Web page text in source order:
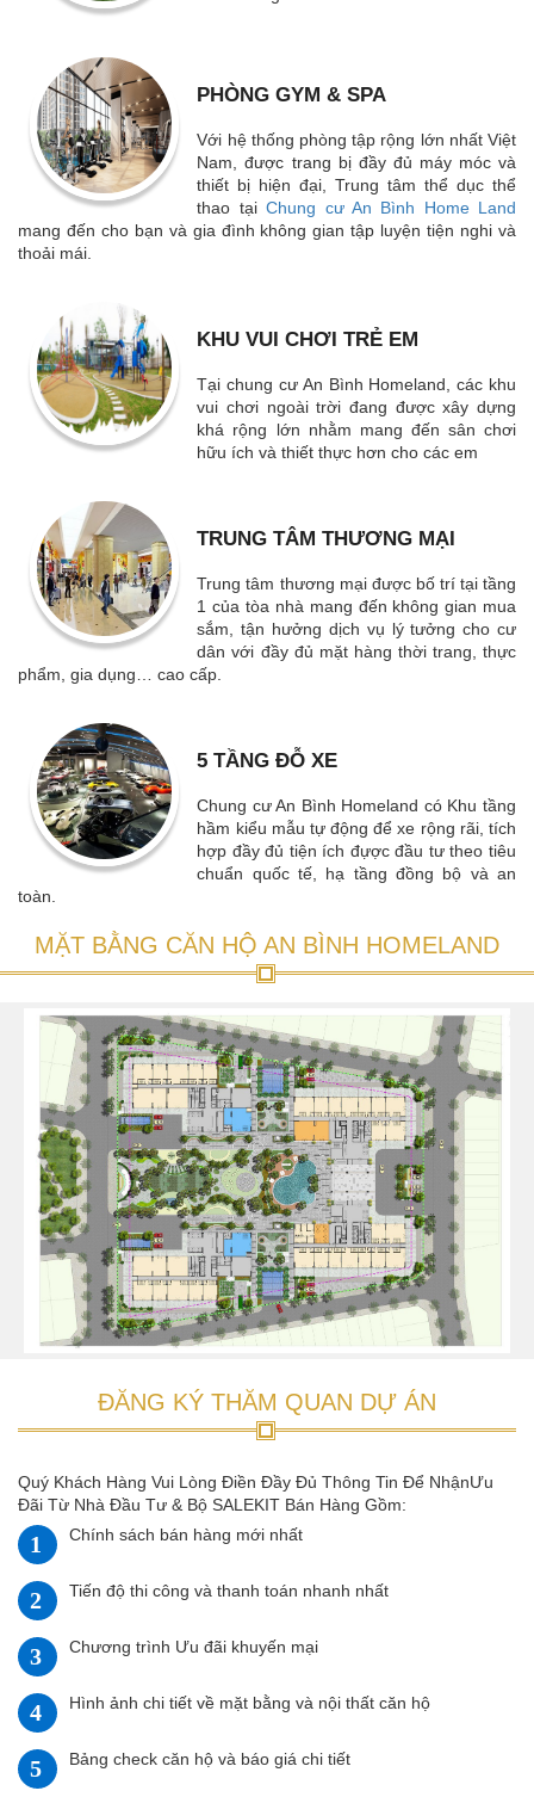
thiết bị hiện đại, Trung tâm thể dục thể
thao tạiChung cư An Bình Home Land
mang đến cho bạn và gia đình không gian tập luyện tiện nghi và
thoải mái.
KHU VUI CHƠI TRẺ EM
khá rộng lớn nhằm mang đến sân chơi
hữu ích và thiết thực hơn cho các em
TRUNG TÂM THƯƠNG MẠI
sắm, tận hưởng dịch vụ lý tưởng cho cư
dân với đầy đủ mặt hàng thời trang, thực
phẩm, gia dụng… cao cấp.
5 TẦNG ĐỖ XE
hợp đầy đủ tiện ích đựợc đầu tư theo tiêu
chuẩn quốc tế, hạ tầng đồng bộ và an
toàn.
MẶT BẰNG CĂN HỘ AN BÌNH HOMELAND
ĐĂNG KÝ THĂM QUAN DỰ ÁN
Đãi Từ Nhà Đầu Tư & Bộ SALEKIT Bán Hàng Gồm:
Chính sách bán hàng mới nhất
Tiến độ thi công và thanh toán nhanh nhất
Chương trình Ưu đãi khuyến mại
Hình ảnh chi tiết về mặt bằng và nội thất căn hộ
Bảng check căn hộ và báo giá chi tiết